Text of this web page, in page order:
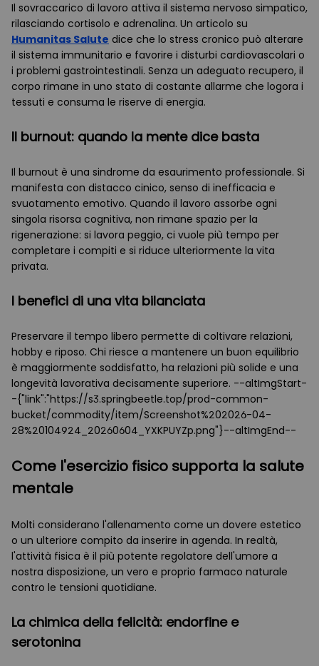
Il sovraccarico di lavoro attiva il sistema nervoso simpatico,
rilasciando cortisolo e adrenalina. Un articolo su
Humanitas Salute dice che lo stress cronico può alterare
il sistema immunitario e favorire i disturbi cardiovascolari o
i problemi gastrointestinali. Senza un adeguato recupero, il
corpo rimane in uno stato di costante allarme che logora i
tessuti e consuma le riserve di energia.
Il burnout: quando la mente dice basta
Il burnout è una sindrome da esaurimento professionale. Si
manifesta con distacco cinico, senso di inefficacia e
svuotamento emotivo. Quando il lavoro assorbe ogni
singola risorsa cognitiva, non rimane spazio per la
rigenerazione: si lavora peggio, ci vuole più tempo per
completare i compiti e si riduce ulteriormente la vita
privata.
I benefici di una vita bilanciata
Preservare il tempo libero permette di coltivare relazioni,
hobby e riposo. Chi riesce a mantenere un buon equilibrio
è maggiormente soddisfatto, ha relazioni più solide e una
longevità lavorativa decisamente superiore. --altImgStart-
-{"link":"https://s3.springbeetle.top/prod-common-
bucket/commodity/item/Screenshot%202026-04-
28%20104924_20260604_YXKPUYZp.png"}--altImgEnd--
Come l'esercizio fisico supporta la salute
mentale
Molti considerano l'allenamento come un dovere estetico
o un ulteriore compito da inserire in agenda. In realtà,
l'attività fisica è il più potente regolatore dell'umore a
nostra disposizione, un vero e proprio farmaco naturale
contro le tensioni quotidiane.
La chimica della felicità: endorfine e
serotonina